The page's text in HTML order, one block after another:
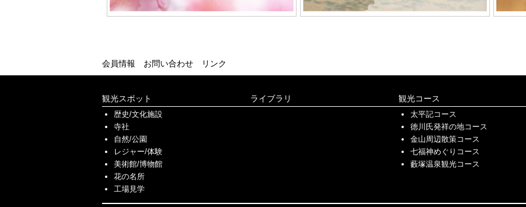
会員情報 お問い合わせ リンク
観光スポット
歴史/文化施設
寺社
自然/公園
レジャー/体験
美術館/博物館
花の名所
工場見学
ライブラリ 観光コース
太平記コース
徳川氏発祥の地コース
金山周辺散策コース
七福神めぐりコース
藪塚温泉観光コース